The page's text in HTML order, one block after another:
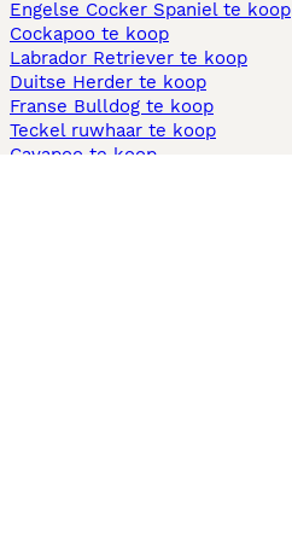
Engelse Cocker Spaniel te koop
Cockapoo te koop
Labrador Retriever te koop
Duitse Herder te koop
Franse Bulldog te koop
Teckel ruwhaar te koop
Cavapoo te koop